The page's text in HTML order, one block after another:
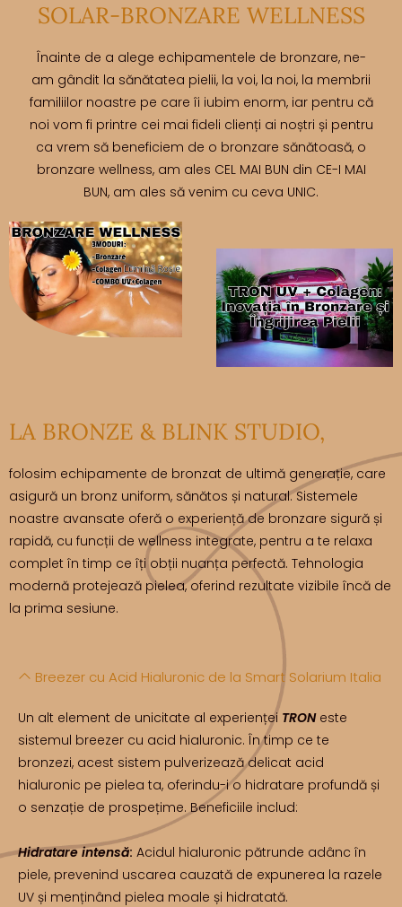
SOLAR-BRONZARE WELLNESS
Înainte de a alege echipamentele de bronzare, ne-
am gândit la sănătatea pielii, la voi, la noi, la membrii
familiilor noastre pe care îi iubim enorm, iar pentru că
noi vom fi printre cei mai fideli clienți ai noștri și pentru
ca vrem să beneficiem de o bronzare sănătoasă, o
bronzare wellness, am ales CEL MAI BUN din CE-I MAI
BUN, am ales să venim cu ceva UNIC.
LA BRONZE & BLINK STUDIO,
folosim echipamente de bronzat de ultimă generație, care
asigură un bronz uniform, sănătos și natural. Sistemele
noastre avansate oferă o experiență de bronzare sigură și
rapidă, cu funcții de wellness integrate, pentru a te relaxa
complet în timp ce îți obții nuanța perfectă. Tehnologia
modernă protejează pielea, oferind rezultate vizibile încă de
la prima sesiune.
Breezer cu Acid Hialuronic de la Smart Solarium Italia
Un alt element de unicitate al experienței TRONeste
sistemul breezer cu acid hialuronic. În timp ce te
bronzezi, acest sistem pulverizează delicat acid
hialuronic pe pielea ta, oferindu-i o hidratare profundă și
o senzație de prospețime. Beneficiile includ:
Hidratare intensă: Acidul hialuronic pătrunde adânc în
piele, prevenind uscarea cauzată de expunerea la razele
UV și menținând pielea moale și hidratată.